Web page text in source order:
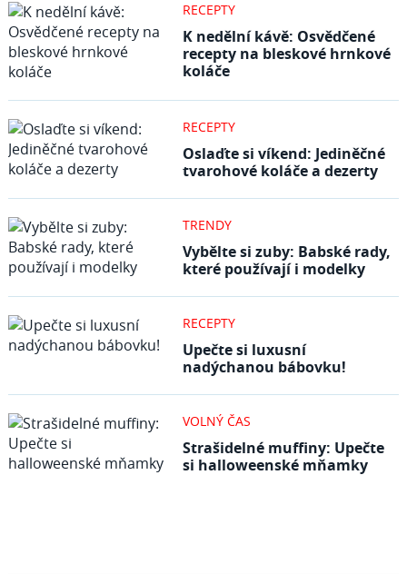
RECEPTY
K nedělní kávě: Osvědčené
recepty na bleskové hrnkové
koláče
RECEPTY
Oslaďte si víkend: Jediněčné
tvarohové koláče a dezerty
TRENDY
Vybělte si zuby: Babské rady,
které používají i modelky
RECEPTY
Upečte si luxusní
nadýchanou bábovku!
VOLNÝ ČAS
Strašidelné muffiny: Upečte
si halloweenské mňamky